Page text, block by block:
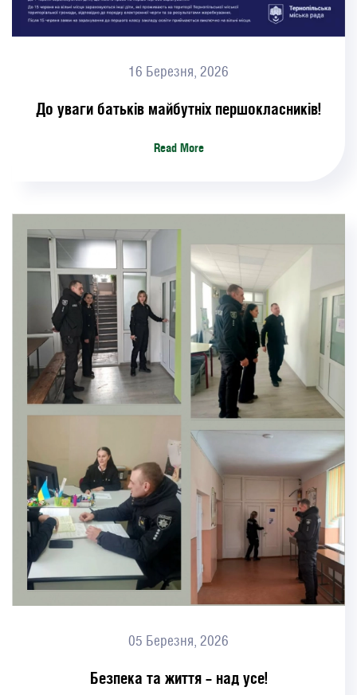
16 Березня, 2026
До уваги батьків майбутніх першокласників!
Read More
05 Березня, 2026
Безпека та життя – над усе!